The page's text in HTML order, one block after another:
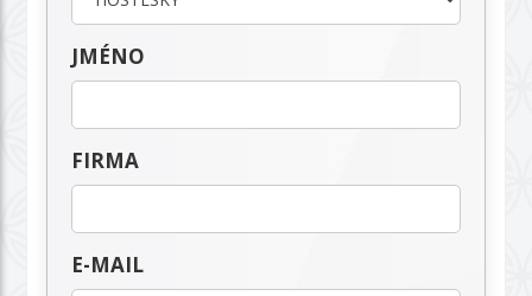
JMÉNO
FIRMA
E-MAIL